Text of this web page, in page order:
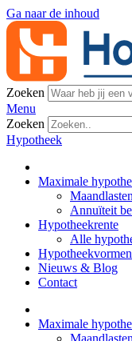
Ga naar de inhoud
Zoeken
Menu
Zoeken
Hypotheek
Maximale
Annuïteit
Hypotheekrente
Alle
Hypotheekvormen
Nieuws & Blog
Contact
Maximale